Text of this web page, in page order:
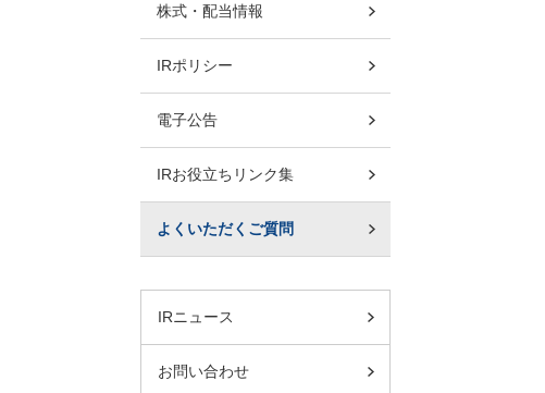
株式・配当情報
IRポリシー
電子公告
IRお役立ちリンク集
よくいただくご質問
IRニュース
お問い合わせ